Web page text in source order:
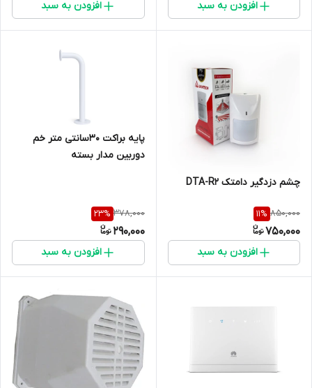
افزودن به سبد افزودن به سبد
چشم دزدگیر دامتک DTA-R2
850,000
11%
750,000
افزودن به سبد
پایه براکت 30سانتی متر خم
دوربین مدار بسته
378,000
23%
290,000
افزودن به سبد